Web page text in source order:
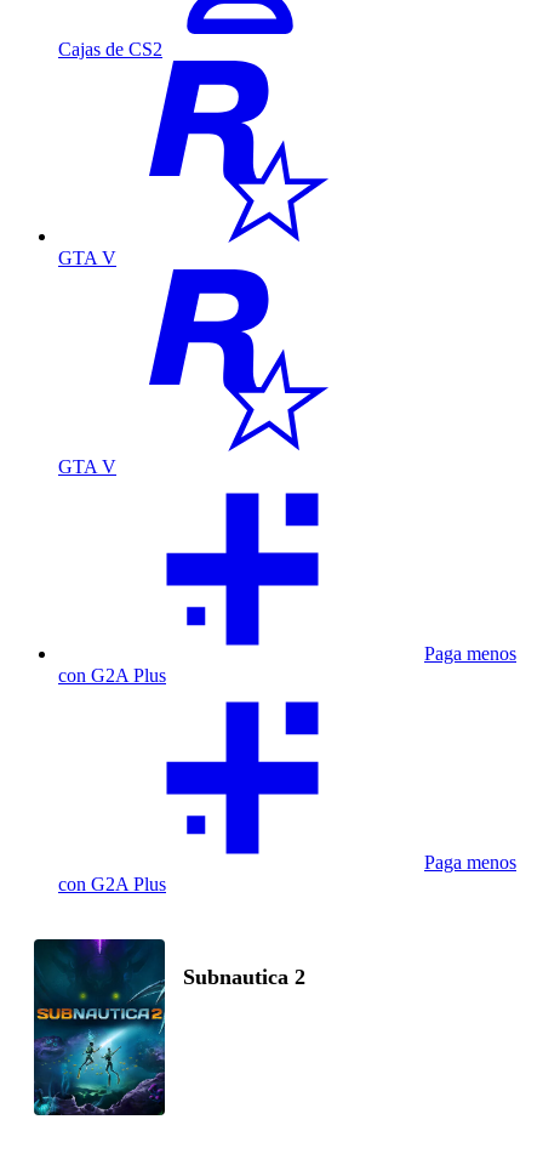
Cajas de CS2
GTA V
GTA V
Paga menos
con G2A Plus
Paga menos
con G2A Plus
Subnautica 2